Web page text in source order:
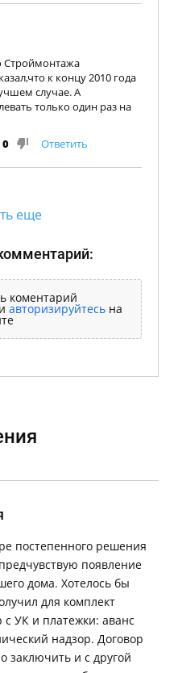
Строймонтажа
к концу 2010 года
случае. А
только один раз на
0 Ответить
еще
коментарий
авторизируйтесьна
постепенного решения
появление
дома. Хотелось бы
для комплект
с УК и платежки: аванс
надзор. Договор
заключить и с другой